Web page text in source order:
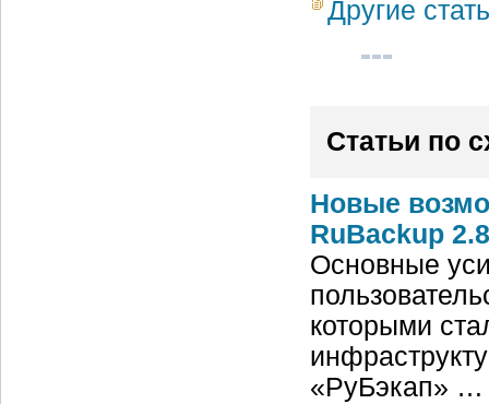
Другие
Статьи по
Новые
RuBackup 2.8
Основные
которыми
«РуБэкап» …